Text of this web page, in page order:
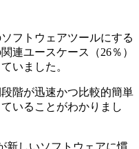
フトウェアツールにする
連ユースケース（26％）
いました。
階が迅速かつ比較的簡単
いることがわかりまし
新しいソフトウェアに慣